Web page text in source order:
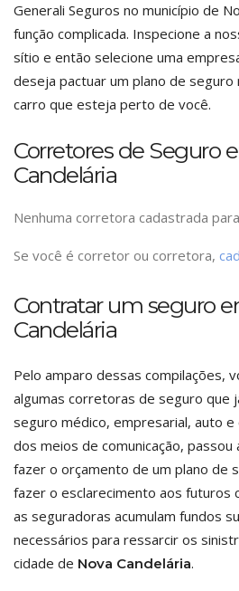
Generali Seguros no município de
função complicada. Inspecione a
sítio e então selecione uma
deseja pactuar um plano de seguro
carro que esteja perto de você.
Corretores de Seguro
Candelária
Nenhuma corretora cadastrada
Se você é corretor ou corretora,
Contratar um seguro
Candelária
Pelo amparo dessas compilações,
algumas corretoras de seguro que
seguro médico, empresarial, auto e
dos meios de comunicação,
fazer o orçamento de um plano de
fazer o esclarecimento aos futuros
as seguradoras acumulam fundos
necessários para ressarcir os
cidade de Nova Candelária.